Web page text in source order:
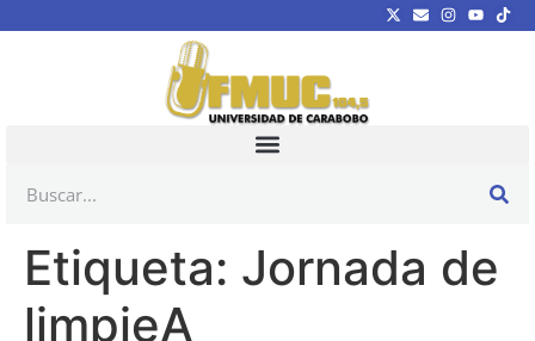
Etiqueta: Jornada de
limpieA